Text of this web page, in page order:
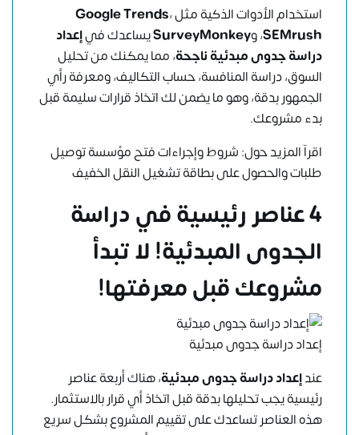
استخدام الأدوات الذكية مثل Google Trends،
SEMrush، وSurveyMonkeyيساعدك فيإعداد
دراسة جدوى مبدئية ناجحة، مما يمكنك من تحليل
السوق، دراسة المنافسة، حساب التكاليف، ومعرفة رأي
الجمهور بدقة، وهو ما يضمن لك اتخاذ قرارات سليمة قبل
بدء مشروعك.
اقرآ المزيد حول:شروط وإجراءات فتح مؤسسة توصيل
طلبات والحصول على بطاقة تشغيل النقل الخفيف
4 عناصر رئيسية في دراسة
الجدوى المبدئية! لا تبدأ
مشروعك قبل معرفتها!
إعداد دراسة جدوى مبدئية
عندإعداد دراسة جدوى مبدئية، هناك أربعة عناصر
رئيسية يجب تحليلها بدقة قبل اتخاذ أي قرار بالاستثمار.
هذه العناصر تساعدك على تقييم المشروع بشكل سريع